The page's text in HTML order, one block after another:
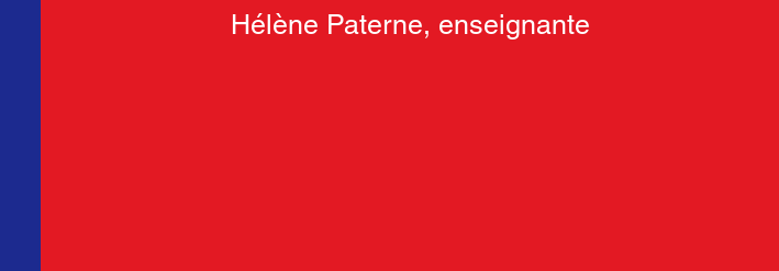
Hélène Paterne, enseignante